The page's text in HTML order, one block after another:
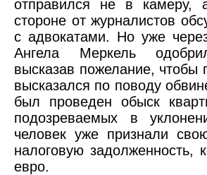
отправился не в камеру,
стороне от журналистов
с адвокатами. Но уже
Ангела Меркель
высказав пожелание, чтобы
высказался по поводу
был проведен обыск
подозреваемых в
человек уже признали
налоговую задолженность,
евро.